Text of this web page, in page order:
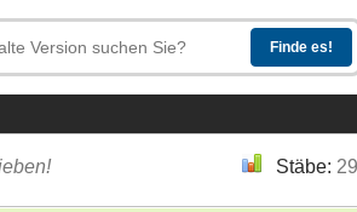
Stäbe: